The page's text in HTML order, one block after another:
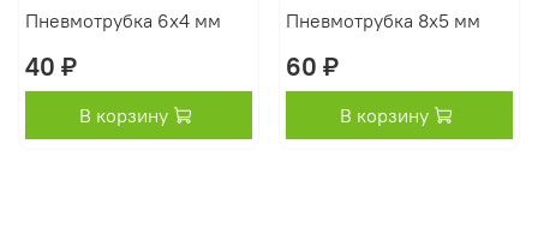
Пневмотрубка 6х4 мм
40 ₽
В корзину
Пневмотрубка 8х5 мм
60 ₽
В корзину